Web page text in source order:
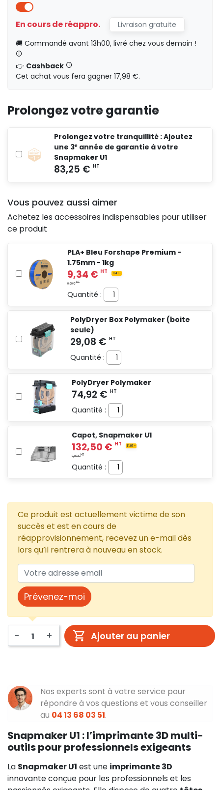
842,24 €HT
925,41 €
0,00 €HT
En cours de réappro.
Livraison gratuite
🚚 Commandé avant 13h00, livré chez vous demain !
👉 Cashback
Cet achat vous fera gagner 17,98 €.
Prolongez votre garantie
Prolongez votre tranquillité : Ajoutez
une 3ᵉ année de garantie à votre
Snapmaker U1
Vous pouvez aussi aimer
Achetez les accessoires indispensables pour utiliser
ce produit
PLA+ Bleu Forshape Premium -
1.75mm - 1kg
Quantité :
PolyDryer Box Polymaker (boite
seule)
Quantité :
PolyDryer Polymaker
Quantité :
Capot, Snapmaker U1
Quantité :
Ce produit est actuellement victime de son
succès et est en cours de
réapprovisionnement, recevez un e-mail dès
lors qu’il rentrera à nouveau en stock.
Prévenez-moi
- + Ajouter au panier
Nos experts sont à votre service pour
répondre à vos questions et vous conseiller
au 04 13 68 03 51.
Snapmaker U1 : l’imprimante 3D multi-
outils pour professionnels exigeants
La Snapmaker U1 est une imprimante 3D
innovante conçue pour les professionnels et les